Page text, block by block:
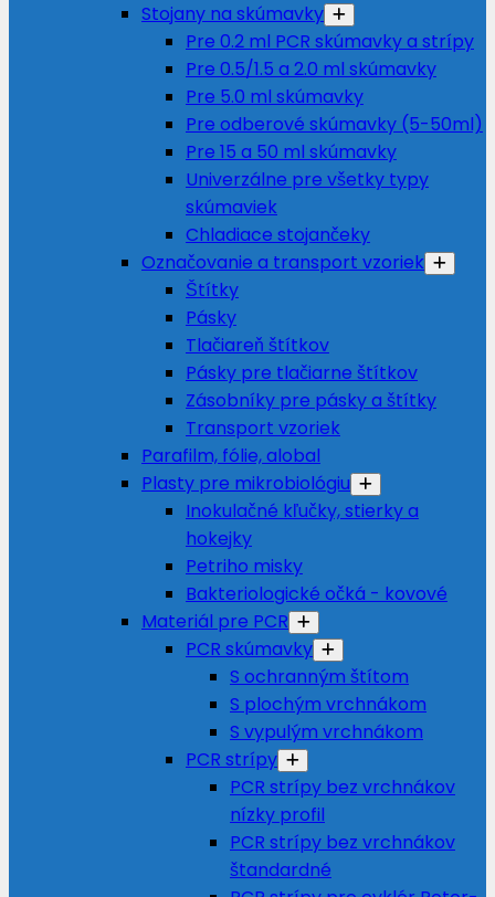
Stojany na skúmavky
Pre 0.2 ml PCR skúmavky a strípy
Pre 0.5/1.5 a 2.0 ml skúmavky
Pre 5.0 ml skúmavky
Pre odberové skúmavky (5-50ml)
Pre 15 a 50 ml skúmavky
Univerzálne pre všetky typy
skúmaviek
Chladiace stojančeky
Označovanie a transport vzoriek
Štítky
Pásky
Tlačiareň štítkov
Pásky pre tlačiarne štítkov
Zásobníky pre pásky a štítky
Transport vzoriek
Parafilm, fólie, alobal
Plasty pre mikrobiológiu
Inokulačné kľučky, stierky a
hokejky
Petriho misky
Bakteriologické očká - kovové
Materiál pre PCR
PCR skúmavky
S ochranným štítom
S plochým vrchnákom
S vypulým vrchnákom
PCR strípy
PCR strípy bez vrchnákov
nízky profil
PCR strípy bez vrchnákov
štandardné